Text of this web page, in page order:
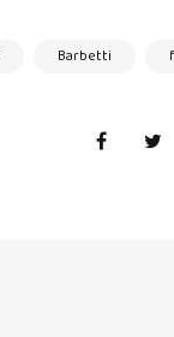
Barbetti